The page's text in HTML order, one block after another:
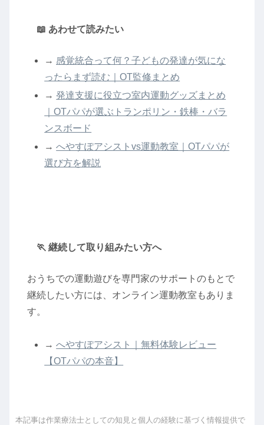
📖 あわせて読みたい
→ 感覚統合って何？子どもの発達が気にな
ったらまず読む｜OT監修まとめ
→発達支援に役立つ室内運動グッズまとめ
｜OTパパが選ぶトランポリン・鉄棒・バラ
ンスボード
→へやすぽアシストvs運動教室｜OTパパが
選び方を解説
🏃 継続して取り組みたい方へ
おうちでの運動遊びを専門家のサポートのもとで
継続したい方には、オンライン運動教室もありま
す。
→へやすぽアシスト｜無料体験レビュー
【OTパパの本音】
本記事は作業療法士としての知見と個人の経験に基づく情報提供で